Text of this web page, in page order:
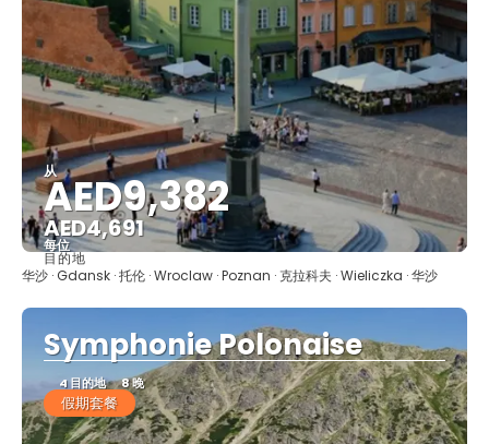
从
AED9,382
AED4,691
每位
看到
目的地
华沙 · Gdansk · 托伦 · Wroclaw · Poznan · 克拉科夫 · Wieliczka · 华沙
Symphonie Polonaise
4 目的地 8 晚
假期套餐